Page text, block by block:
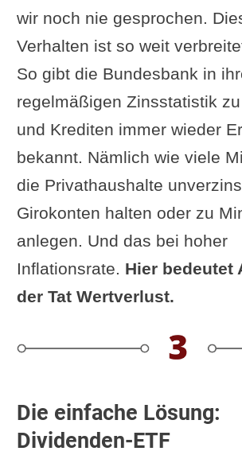
wir noch nie gesprochen.
Verhalten ist so weit
So gibt die Bundesbank in
regelmäßigen Zinsstatistik
und Krediten immer wieder
bekannt. Nämlich wie viele
die Privathaushalte
Girokonten halten oder zu
anlegen. Und das bei hoher
Inflationsrate.
Hier bedeutet
der Tat Wertverlust.
Die einfache Lösung:
Dividenden-ETF